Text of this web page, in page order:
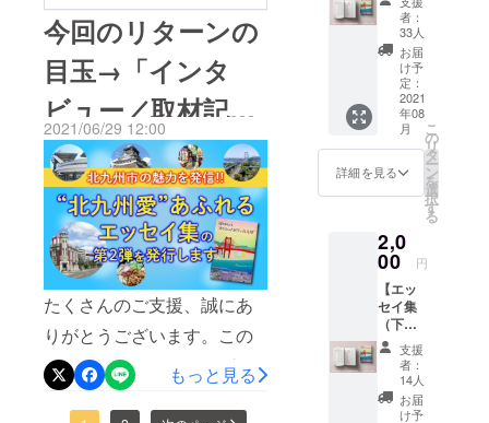
で、少々お待ちくださいま
すようお願いいたします。
今回のリターンの
目玉→「インタ
ビュー／取材記事
制作」
2021/06/29 12:00
たくさんのご支援、誠にあ
りがとうございます。この
クラウドファンディングも
折り返し地点を過ぎ、終了
もっと見る
＋エッ
セイ集
巻末に
お名前
掲載
（希望
者の
み）】
エッセ
イ集
（下
巻）を1
けしま
す。 巻
末に掲
載する
「ご支
援者一
覧」に
あなた
のお名
前を掲
載しま
者：
33人
お届
け予
定：
2021
年08
月
詳細を見る
こ
の
リ
タ
ー
ン
を
選
択
す
る
2,0
00 円
【エッ
セイ集
（下
巻）2冊
＋エッ
セイ集
巻末に
お名前
支援
者：
14人
お届
け予